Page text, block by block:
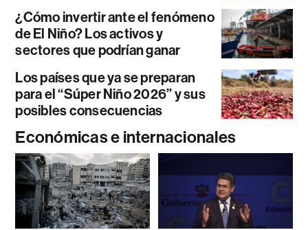
¿Cómo invertir ante el fenómeno
de El Niño? Los activos y
sectores que podrían ganar
Los países que ya se preparan
para el “Súper Niño 2026” y sus
posibles consecuencias
Económicas e internacionales